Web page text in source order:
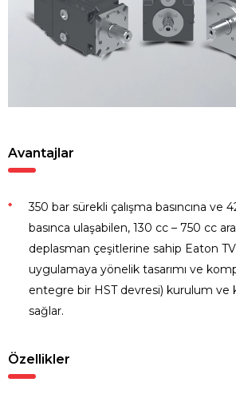
Avantajlar
350 bar sürekli çalışma basıncına ve
basınca ulaşabilen, 130 cc – 750 cc
deplasman çeşitlerine sahip Eaton
uygulamaya yönelik tasarımı ve
entegre bir HST devresi) kurulum ve
sağlar.
Özellikler